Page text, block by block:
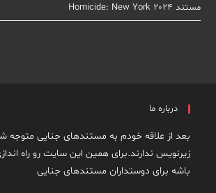
مستند Homicide: New York 2024
درباره ما
بعد از علاقه خودم به مستندهای جنایی متوجه
زیرنویس ندارند.برای همین این سایت رو راه
باشه برای دوستداران مستندهای جنایی